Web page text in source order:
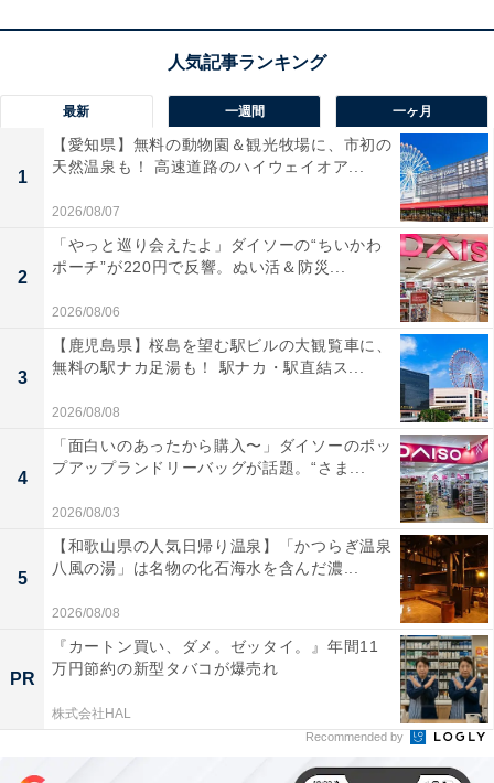
最新 一週間 一ヶ月
1
【愛知県】無料の動物園＆観光牧場に、市初の
天然温泉も！ 高速道路のハイウェイオア...
2026/08/07
2
「やっと巡り会えたよ」ダイソーの“ちいかわ
ポーチ”が220円で反響。ぬい活＆防災...
2026/08/06
3
【鹿児島県】桜島を望む駅ビルの大観覧車に、
無料の駅ナカ足湯も！ 駅ナカ・駅直結ス...
2026/08/08
4
「面白いのあったから購入〜」ダイソーのポッ
プアップランドリーバッグが話題。“さま...
2026/08/03
5
【和歌山県の人気日帰り温泉】「かつらぎ温泉
八風の湯」は名物の化石海水を含んだ濃...
2026/08/08
PR
『カートン買い、ダメ。ゼッタイ。』年間11
万円節約の新型タバコが爆売れ
株式会社HAL
Recommended by